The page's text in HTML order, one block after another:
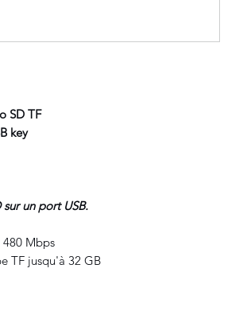
SD TF
key
un port USB.
480 Mbps
TF jusqu'à 32 GB